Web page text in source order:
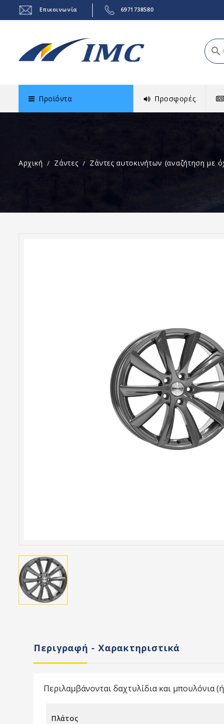
Επικοινωνία 6971738580
search
Προϊόντα Προσφορές
Αρχική Ζάντες Ζάντες αυτοκινήτων (αναζήτηση με
Περιγραφή - Χαρακτηριστικά
Περιλαμβάνονται δαχτυλίδια και μπουλόνια
Πλάτος